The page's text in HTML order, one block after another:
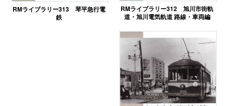
RMライブラリー313 琴平急行電
鉄
RMライブラリー312 旭川市街軌
道・旭川電気軌道 路線・車両編